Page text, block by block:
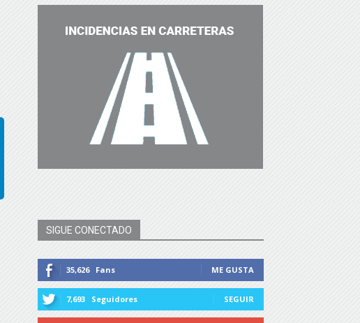
SIGUE CONECTADO
35,626 Fans ME GUSTA
7,693 Seguidores SEGUIR